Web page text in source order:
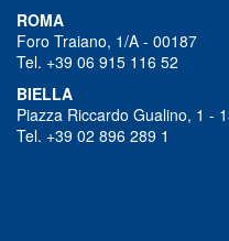
ROMA
Foro Traiano, 1/A - 00187
Tel. +39 06 915 116 52
BIELLA
Piazza Riccardo Gualino, 1 -
Tel. +39 02 896 289 1